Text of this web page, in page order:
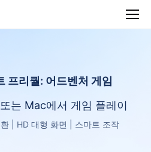
프리퀄: 어드벤처 게임
는 Mac에서 게임 플레이
| HD 대형 화면 | 스마트 조작